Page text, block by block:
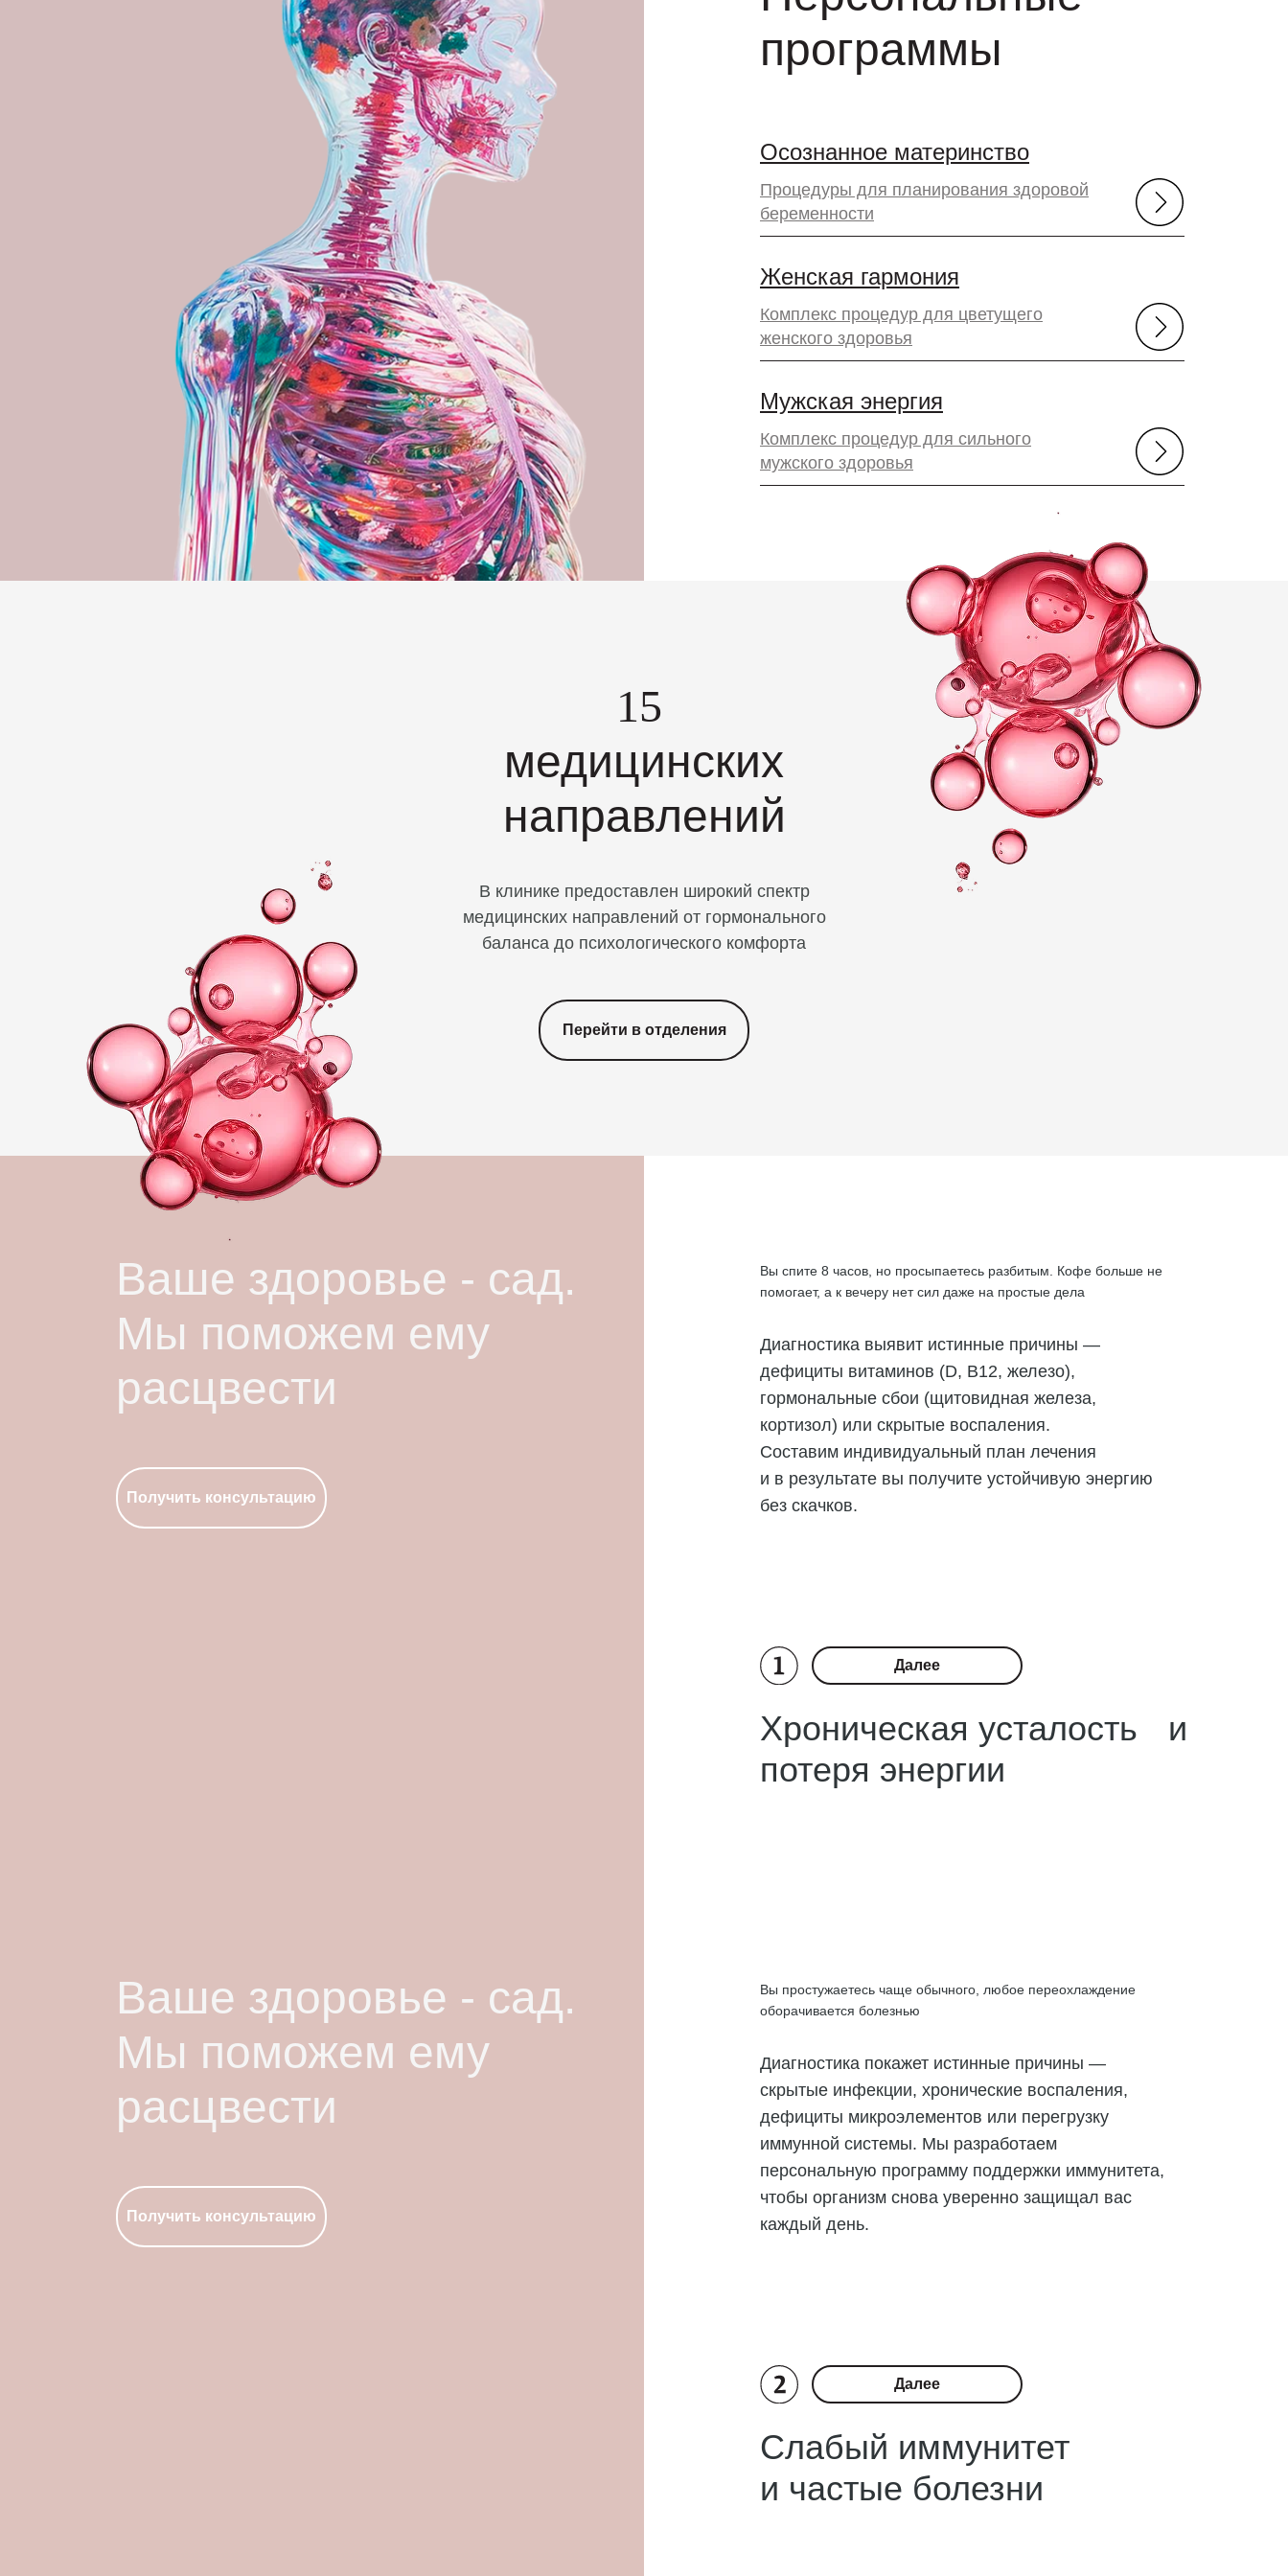
программы
Комплекс процедур для цветущего
женского здоровья
Женская гармония
Процедуры для планирования здоровой
беременности
Осознанное материнство
Комплекс процедур для сильного
мужского здоровья
Мужская энергия
медицинских
направлений
В клинике предоставлен широкий спектр
медицинских направлений от гормонального
баланса до психологического комфорта
15
Перейти в отделения
Ваше здоровье - сад.
Мы поможем ему
расцвести
Хроническая усталость и
потеря энергии
Вы спите 8 часов, но просыпаетесь разбитым. Кофе больше не
помогает, а к вечеру нет сил даже на простые дела
Диагностика выявит истинные причины —
дефициты витаминов (D, B12, железо),
гормональные сбои (щитовидная железа,
кортизол) или скрытые воспаления.
Составим индивидуальный план лечения
и в результате вы получите устойчивую энергию
без скачков.
Далее
Получить консультацию
Ваше здоровье - сад.
Мы поможем ему
расцвести
Слабый иммунитет
и частые болезни
Вы простужаетесь чаще обычного, любое переохлаждение
оборачивается болезнью
Диагностика покажет истинные причины —
скрытые инфекции, хронические воспаления,
дефициты микроэлементов или перегрузку
иммунной системы. Мы разработаем
персональную программу поддержки иммунитета,
чтобы организм снова уверенно защищал вас
каждый день.
Далее
Получить консультацию